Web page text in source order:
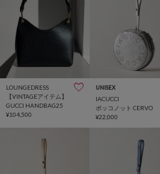
LOUNGEDRESS
【VINTAGEアイテム】
GUCCI HANDBAG25
¥104,500
UNISEX
IACUCCI
ボッコノット CERVO
¥22,000